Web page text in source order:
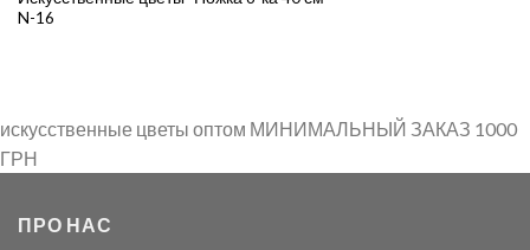
N-16
искусственные цветы оптом МИНИМАЛЬНЫЙ ЗАКАЗ 1000
ГРН
ПРО НАС